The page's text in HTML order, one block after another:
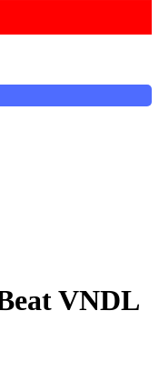
VNDL